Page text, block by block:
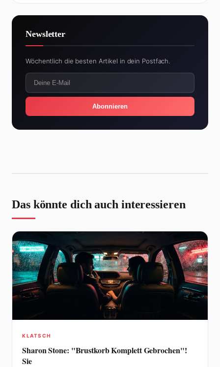
Newsletter
Wöchentlich die besten Artikel in dein Postfach.
Abonnieren
Das könnte dich auch interessieren
KLATSCH
Sharon Stone: "Brustkorb Komplett Gebrochen"!
Sie